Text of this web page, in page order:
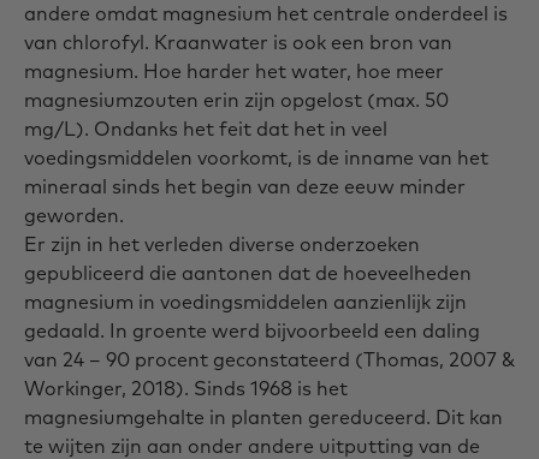
andere omdat magnesium het centrale onderdeel is
van chlorofyl. Kraanwater is ook een bron van
magnesium. Hoe harder het water, hoe meer
magnesiumzouten erin zijn opgelost (max. 50
mg/L). Ondanks het feit dat het in veel
voedingsmiddelen voorkomt, is de inname van het
mineraal sinds het begin van deze eeuw minder
geworden.
Er zijn in het verleden diverse onderzoeken
gepubliceerd die aantonen dat de hoeveelheden
magnesium in voedingsmiddelen aanzienlijk zijn
gedaald. In groente werd bijvoorbeeld een daling
van 24 – 90 procent geconstateerd (Thomas, 2007 &
Workinger, 2018). Sinds 1968 is het
magnesiumgehalte in planten gereduceerd. Dit kan
te wijten zijn aan onder andere uitputting van de